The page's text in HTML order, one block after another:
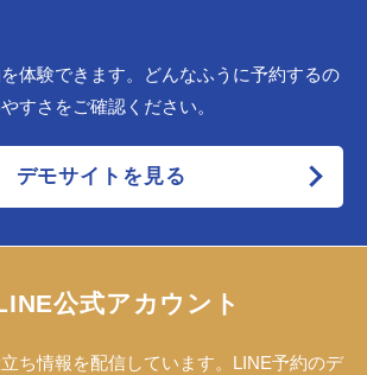
体験できます。どんなふうに予約するの
すさをご確認ください。
デモサイトを見る
公式アカウント
ち情報を配信しています。LINE予約のデ